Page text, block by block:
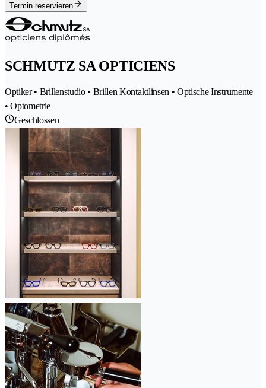
Termin reservieren
SCHMUTZ SA OPTICIENS
Optiker • Brillenstudio • Brillen Kontaktlinsen • Optische Instrumente
• Optometrie
Geschlossen